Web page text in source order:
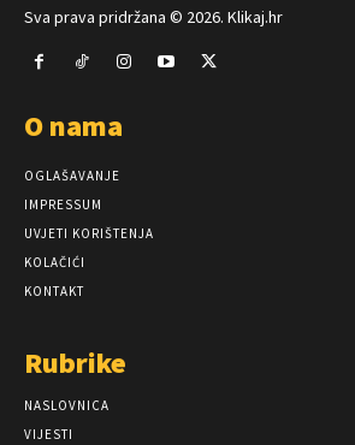
Sva prava pridržana © 2026. Klikaj.hr
O nama
OGLAŠAVANJE
IMPRESSUM
UVJETI KORIŠTENJA
KOLAČIĆI
KONTAKT
Rubrike
NASLOVNICA
VIJESTI